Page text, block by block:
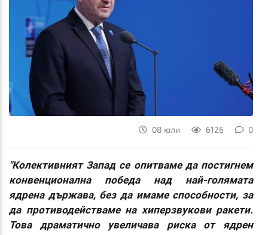
08 юли 6126 0
"Колективният Запад се опитваме да постигнем
конвенционална победа над най-голямата
ядрена държава, без да имаме способности, за
да противодействаме на хиперзвукови ракети.
Това драматично увеличава риска от ядрен